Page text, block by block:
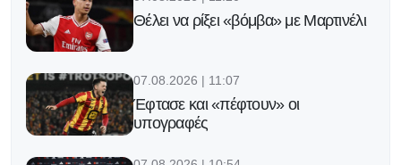
Θέλει να ρίξει «βόμβα» με Μαρτινέλι
07.08.2026 | 11:07
Έφτασε και «πέφτουν» οι
υπογραφές